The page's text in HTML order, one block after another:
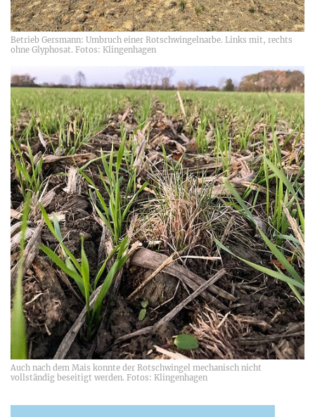
Betrieb Gersmann: Umbruch einer Rotschwingelnarbe. Links mit, rechts
ohne Glyphosat. Fotos: Klingenhagen
Auch nach dem Mais konnte der Rotschwingel mechanisch nicht
vollständig beseitigt werden. Fotos: Klingenhagen